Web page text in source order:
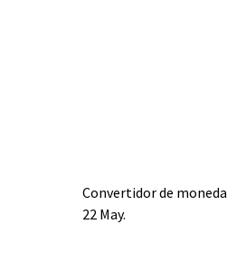
Convertidor de moneda
22 May.